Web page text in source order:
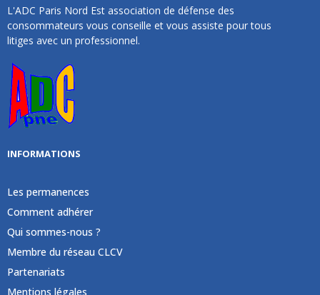
L'ADC Paris Nord Est association de défense des
consommateurs vous conseille et vous assiste pour tous
litiges avec un professionnel.
INFORMATIONS
Les permanences
Comment adhérer
Qui sommes-nous ?
Membre du réseau CLCV
Partenariats
Mentions légales